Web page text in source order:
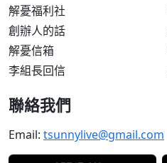
解憂福利社
創辦人的話
解憂信箱
李組長回信
聯絡我們
Email: tsunnylive@gmail.com